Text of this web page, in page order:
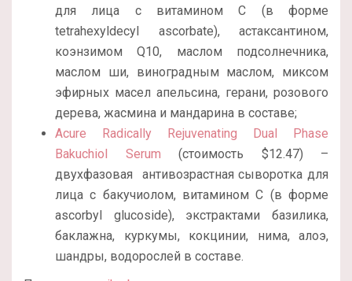
для лица с витамином С (в форме
tetrahexyldecyl ascorbate), астаксантином,
коэнзимом Q10, маслом подсолнечника,
маслом ши, виноградным маслом, миксом
эфирных масел апельсина, герани, розового
дерева, жасмина и мандарина в составе;
Acure Radically Rejuvenating Dual Phase
Bakuchiol Serum (стоимость $12.47) –
двухфазовая антивозрастная сыворотка для
лица с бакучиолом, витамином С (в форме
ascorbyl glucoside), экстрактами базилика,
баклажна, куркумы, кокцинии, нима, алоэ,
шандры, водорослей в составе.